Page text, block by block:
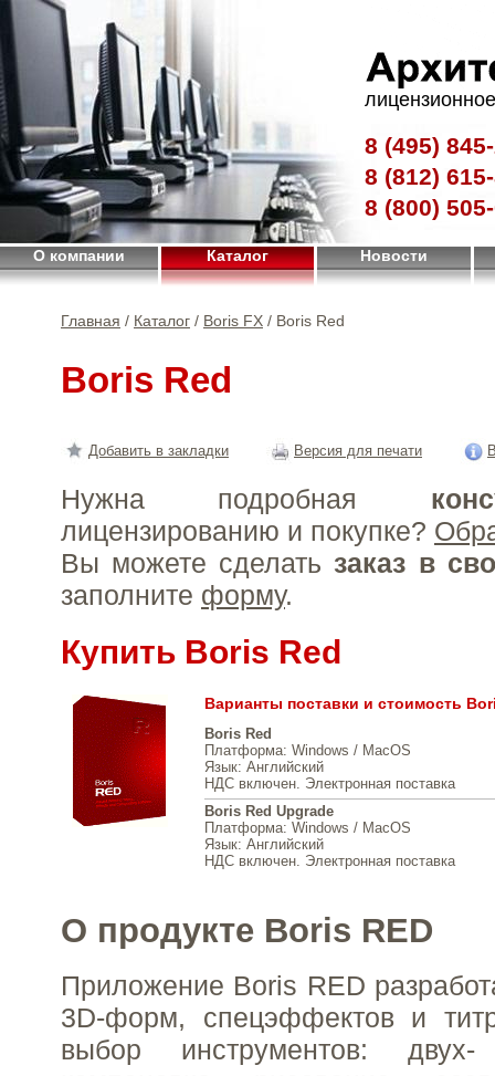
8 (495)
8 (812)
8 (800)
О компании Каталог Новости
Главная / Каталог / Boris FX / Boris Red
Boris Red
Добавить в закладки Версия для печати
Нужна подробная
лицензированию и покупке?
Вы можете сделать заказ в
заполните форму.
Купить Boris Red
Варианты поставки и стоимость
Boris Red
Платформа: Windows / MacOS
Язык: Английский
НДС включен. Электронная поставка
Boris Red Upgrade
Платформа: Windows / MacOS
Язык: Английский
НДС включен. Электронная поставка
О продукте Boris RED
Приложение Boris RED
3D-форм, спецэффектов и
выбор инструментов: